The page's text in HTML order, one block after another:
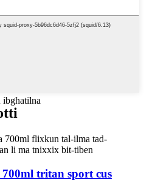
ibgħatilna
tritan sport cus